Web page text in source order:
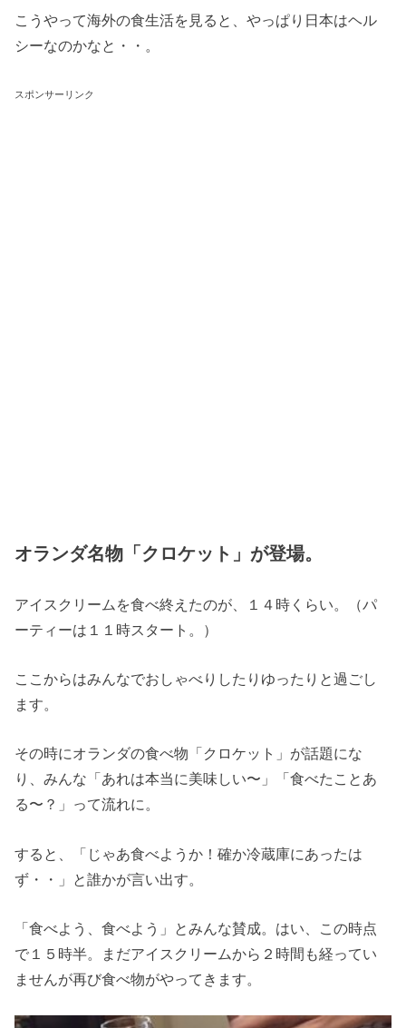
こうやって海外の食生活を見ると、やっぱり日本はヘル
シーなのかなと・・。
スポンサーリンク
オランダ名物「クロケット」が登場。
アイスクリームを食べ終えたのが、１４時くらい。（パ
ーティーは１１時スタート。）
ここからはみんなでおしゃべりしたりゆったりと過ごし
ます。
その時にオランダの食べ物「クロケット」が話題にな
り、みんな「あれは本当に美味しい〜」「食べたことあ
る〜？」って流れに。
すると、「じゃあ食べようか！確か冷蔵庫にあったは
ず・・」と誰かが言い出す。
「食べよう、食べよう」とみんな賛成。はい、この時点
で１５時半。まだアイスクリームから２時間も経ってい
ませんが再び食べ物がやってきます。